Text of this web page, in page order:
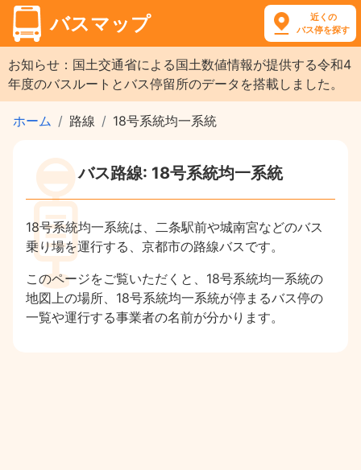
バスマップ
近くの
バス停を探す
お知らせ：国土交通省による国土数値情報が提供する令和4
年度のバスルートとバス停留所のデータを搭載しました。
ホーム 路線 18号系統均一系統
バス路線: 18号系統均一系統
18号系統均一系統は、二条駅前や城南宮などのバス
乗り場を運行する、京都市の路線バスです。
このページをご覧いただくと、18号系統均一系統の
地図上の場所、18号系統均一系統が停まるバス停の
一覧や運行する事業者の名前が分かります。